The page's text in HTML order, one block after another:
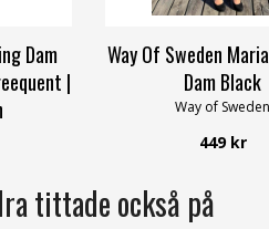
Dam
|
Way Of Sweden
Dam Black
Way of Sweden
449 kr
tittade också på